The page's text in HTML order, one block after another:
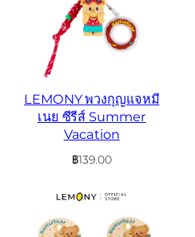
LEMONY พวงกุญแจหมี
เนย ซีรีส์ Summer
Vacation
฿139.00